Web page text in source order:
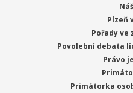
Plzeň
Pořady ve
Povolební debata
Právo
Primátorka